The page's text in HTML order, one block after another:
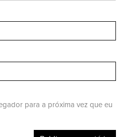
para a próxima vez que eu